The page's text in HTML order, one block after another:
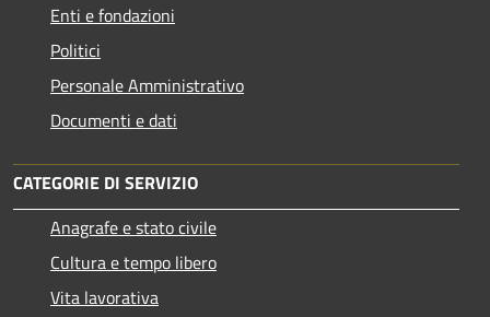
Enti e fondazioni
Politici
Personale Amministrativo
Documenti e dati
CATEGORIE DI SERVIZIO
Anagrafe e stato civile
Cultura e tempo libero
Vita lavorativa